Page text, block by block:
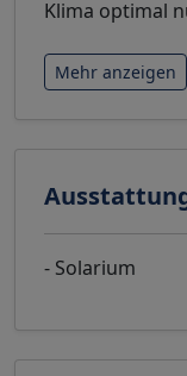
Klima optimal
Mehr anzeigen
- Solarium